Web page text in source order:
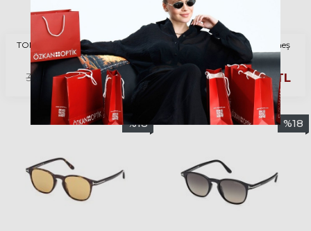
TOMFORD 1356 28A 55 Güneş
Gözlüğü
33.220TL 27.180TL
TOMFORD 1332 20N Güneş
Gözlüğü
26.180TL 21.420 TL
%18 %18